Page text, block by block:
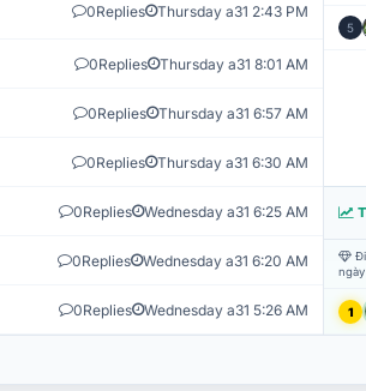
0Replies Thursday a31 2:43 PM
0Replies Thursday a31 8:01 AM
0Replies Thursday a31 6:57 AM
0Replies Thursday a31 6:30 AM
0Replies Wednesday a31 6:25 AM
0Replies Wednesday a31 6:20 AM
0Replies Wednesday a31 5:26 AM
5
1